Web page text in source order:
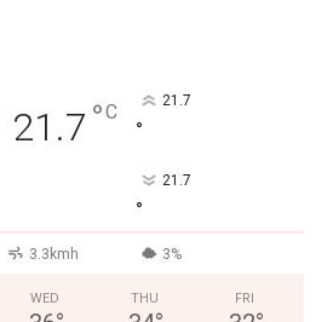
21.7 °C 21.7
°
21.7
°
3.3kmh 3%
WED THU FRI